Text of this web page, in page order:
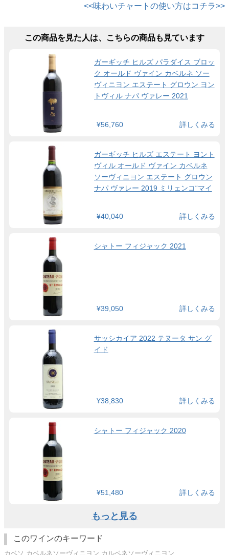
<<味わいチャートの使い方はコチラ>>
この商品を見た人は、こちらの商品も見ています
ガーギッチ ヒルズ パラダイス ブロッ
ク オールド ヴァイン カベルネ ソー
ヴィニヨン エステート グロウン ヨン
トヴィル ナパ ヴァレー 2021
¥56,760 詳しくみる
ガーギッチ ヒルズ エステート ヨント
ヴィル オールド ヴァイン カベルネ
ソーヴィニヨン エステート グロウン
ナパ ヴァレー 2019 ミリェンコ“マイ
¥40,040 詳しくみる
シャトー フィジャック 2021
¥39,050 詳しくみる
サッシカイア 2022 テヌータ サン グ
イド
¥38,830 詳しくみる
シャトー フィジャック 2020
¥51,480 詳しくみる
もっと見る
このワインのキーワード
カベソ カベルネソーヴィニヨン カルベネソーヴィニヨン